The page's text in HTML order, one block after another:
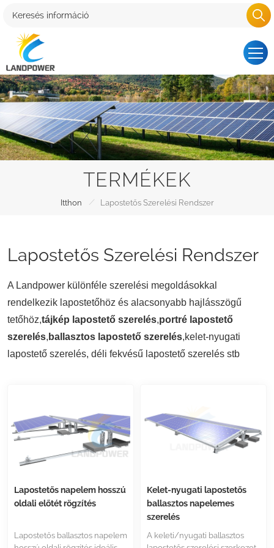
TERMÉKEK
Itthon / Lapostetős Szerelési Rendszer
Lapostetős Szerelési Rendszer
A Landpower különféle szerelési megoldásokkal
rendelkezik lapostetőhöz és alacsonyabb hajlásszögű
tetőhöz,tájkép lapostető szerelés,portré lapostető
szerelés, ballasztos lapostető szerelés,kelet-nyugati
lapostető szerelés, déli fekvésű lapostető szerelés stb
Lapostetős napelem hosszú
oldali előtét rögzítés
Lapostetős ballasztos napelem
Kelet-nyugati lapostetős
ballasztos napelemes
szerelés
A keleti/nyugati ballasztos